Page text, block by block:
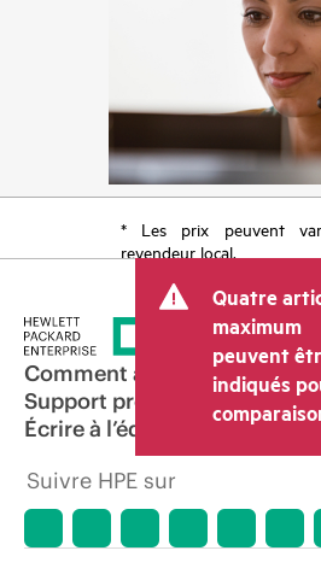
* Les prix peuvent
revendeur local.
Quatre
maximum
peuvent
indiqués
Comment acheter
Support produit
Écrire à l’équipe
Suivre HPE sur